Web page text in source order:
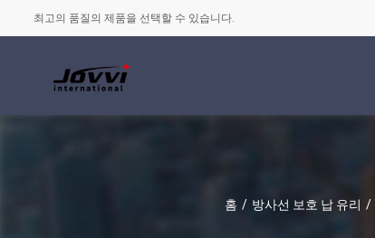
최고의 품질의 제품을 선택할 수 있습니다.
홈 / 방사선 보호 납 유리 /